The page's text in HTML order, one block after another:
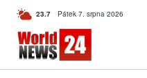
23.7 C Czech
Pátek 7. srpna 2026